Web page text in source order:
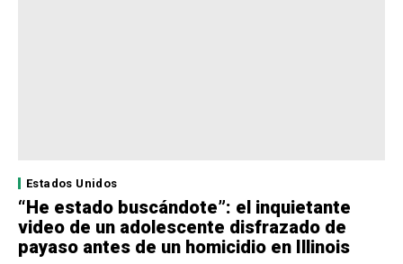
Estados Unidos
“He estado buscándote”: el inquietante
video de un adolescente disfrazado de
payaso antes de un homicidio en Illinois